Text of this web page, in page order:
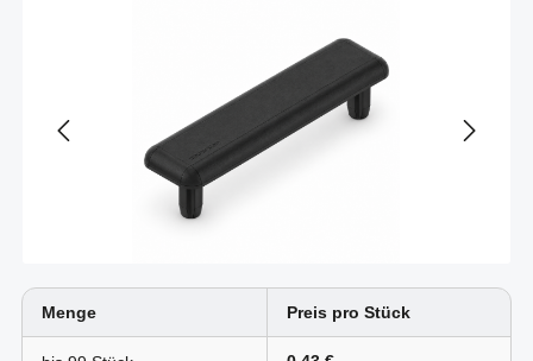
Menge Preis pro Stück